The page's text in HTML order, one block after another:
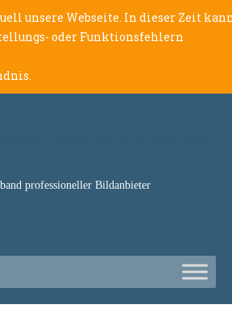
unsere Webseite. In dieser Zeit
oder Funktionsfehlern
professioneller Bildanbieter